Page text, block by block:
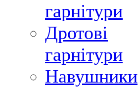
гарнітури
Дротові
гарнітури
Навушники